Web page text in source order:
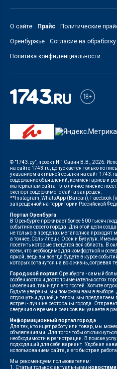
О сайте Прайс Политические
Оренбуржье Согласие на
Политика конфиденциальности
© "1743.ру", проект ИП Савин В.В., 2026.
на сайте 1743.ru, допускается только по
указанием активной ссылки на сайт
содержание объявлений, комментариев и
материалам сайта - это личное мнение
экспорт содержимого сайта запрещен.
**Instagram, WhatsApp (Ватсап), Facebook
запрещенной на территории Российской
Портал Оренбурга
В Оренбурге проживает более 500 тысяч
событиях своего города. Для этой цели
не только в пределах мегаполиса проходят
а точнее, Соль-Илецк, Орск и Бузулук.
посетить которые съедется вся область. В
всем, что необходимо для комфортной и
яркой, ведь вы всегда будете в курсе
которых останутся на всю жизнь, согревая
Городской портал Оренбурга - самый
особенностях и достопримечательностях
населения, так и для его гостей. Хотите
Будьте уверены, мы поможем вам в выборе.
отдохнуть и душой, и телом, мы предлагаем
встреч - лучшие рестораны города.
сведения о времени сеансов вы узнаете в
Информационный портал города
Для тех, кто ищет работу или товар, мы
объявлениями. Для того чтобы
необходимости в регистрации. В поиске
подходящий для себя вариант. Удобная
использованием сайта, а его быстрая
Мы рекомендуем пользователям:
1. Статьи только с актуальными новостями